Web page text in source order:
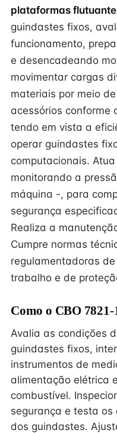
plataformas
guindastes fixos,
funcionamento,
e desencadeando
movimentar cargas
materiais por meio
acessórios conforme
tendo em vista a
operar guindastes
computacionais.
monitorando a
máquina -, para
segurança
Realiza a
Cumpre normas
regulamentadoras
trabalho e de
Como o CBO
Avalia as condições
guindastes fixos,
instrumentos de
alimentação elétrica
combustível.
segurança e testa
dos guindastes.